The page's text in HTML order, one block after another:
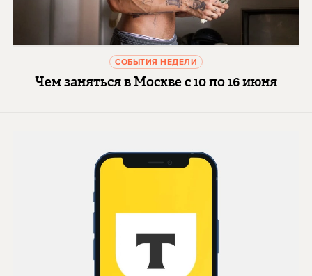
СОБЫТИЯ НЕДЕЛИ
Чем заняться в Москве с 10 по 16 июня